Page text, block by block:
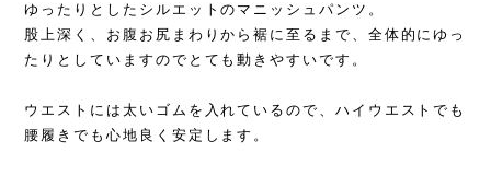
ゆったりとしたシルエットのマニッシュパンツ。
股上深く、お腹お尻まわりから裾に至るまで、全体的にゆっ
たりとしていますのでとても動きやすいです。
ウエストには太いゴムを入れているので、ハイウエストでも
腰履きでも心地良く安定します。